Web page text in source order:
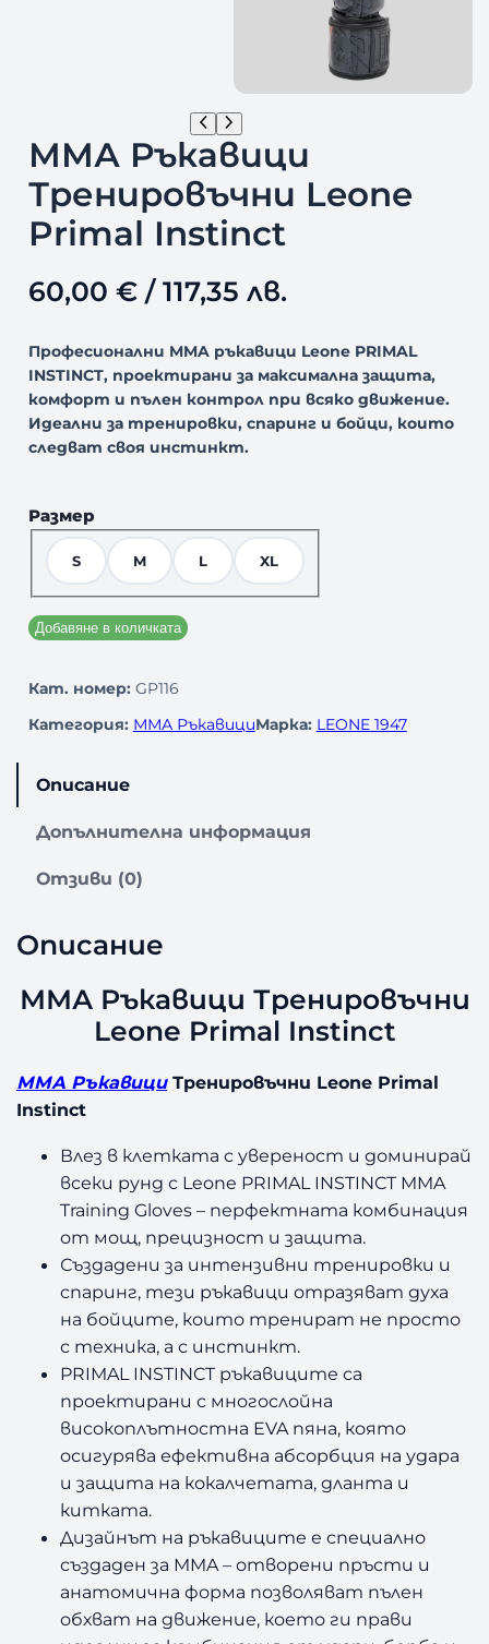
ММА Ръкавици
Тренировъчни Leone
Primal Instinct
60,00 €/ 117,35 лв.
Професионални MMA ръкавици Leone PRIMAL
INSTINCT, проектирани за максимална защита,
комфорт и пълен контрол при всяко движение.
Идеални за тренировки, спаринг и бойци, които
следват своя инстинкт.
Размер
S M L XL
Добавяне в количката
Кат. номер: GP116
Категория: ММА РъкавициМарка: LEONE 1947
Описание
Допълнителна информация
Отзиви (0)
Описание
ММА Ръкавици Тренировъчни
Leone Primal Instinct
ММА РъкавициТренировъчни Leone Primal
Instinct
Влез в клетката с увереност и доминирай
всеки рунд с Leone PRIMAL INSTINCT MMA
Training Gloves– перфектната комбинация
от мощ, прецизност и защита.
Създадени за интензивни тренировки и
спаринг, тези ръкавици отразяват духа
на бойците, които тренират не просто
с техника, а с инстинкт.
PRIMAL INSTINCT ръкавиците са
проектирани с многослойна
високоплътностна EVA пяна, която
осигурява ефективна абсорбция на удара
и защита на кокалчетата, дланта и
китката.
Дизайнът на ръкавиците е специално
създаден за MMA–отворени пръсти и
анатомична форма позволяват пълен
обхват на движение, което ги прави